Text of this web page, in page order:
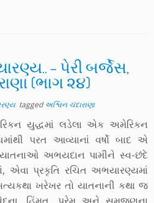
– પેરી બર્જેસ,
(ભાગ ૨૪)
taggedઅશ્વિન ચંદારાણા
યુદ્ધમાં લડેલા એક અમેરિકન
પરત આવ્યાનાં વર્ષો બાદ એ
યાતનાઓ અભયદાન પામીને સ્વ-છંદે
એવા પ્રકૃતિ રચિત અભયારણ્યમાં
ખરેખર તો યાતનાની કથા જ